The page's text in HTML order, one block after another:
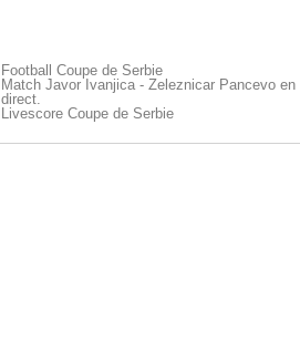
Football Coupe de Serbie
Match Javor Ivanjica - Zeleznicar Pancevo en
direct.
Livescore Coupe de Serbie